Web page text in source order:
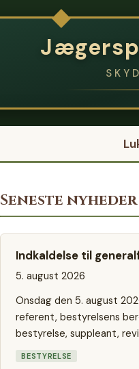
Seneste nyheder
Indkaldelse til
5. august 2026
Onsdag den 5. august
referent, bestyrelsens
bestyrelse, suppleant,
BESTYRELSE